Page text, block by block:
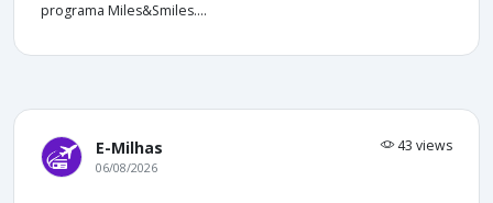
programa Miles&Smiles....
E-Milhas 43 views
06/08/2026